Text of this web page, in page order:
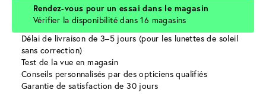
Rendez-vous pour un essai dans le magasin
Vérifier la disponibilité dans 16 magasins
Délai de livraison de 3–5 jours (pour les lunettes de soleil
sans correction)
Test de la vue en magasin
Conseils personnalisés par des opticiens qualifiés
Garantie de satisfaction de 30 jours